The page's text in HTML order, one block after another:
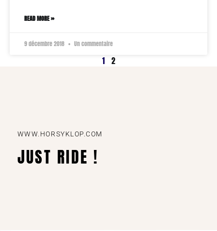
READ MORE »
9 décembre 2018 Un commentaire
1 2
WWW.HORSYKLOP.COM
JUST RIDE !